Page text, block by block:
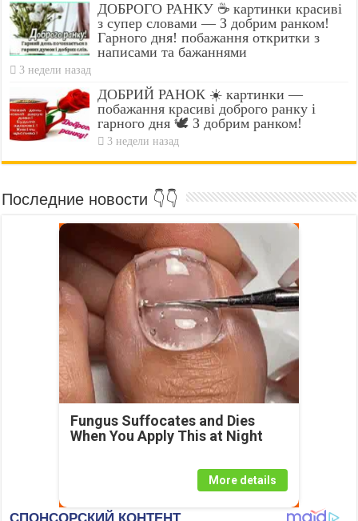
ДОБРОГО РАНКУ ☕ картинки красиві
з супер словами — З добрим ранком!
Гарного дня! побажання откритки з
написами та бажаннями
3 недели назад
ДОБРИЙ РАНОК ☀️ картинки —
побажання красиві доброго ранку і
гарного дня 🕊️ З добрим ранком!
3 недели назад
Последние новости 👇👇
Fungus Suffocates and Dies
When You Apply This at Night
More details